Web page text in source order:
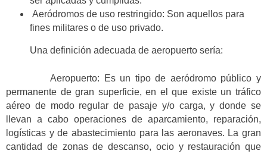
Aeródromos de uso restringido: Son aquellos para
fines militares o de uso privado.
Una definición adecuada de aeropuerto sería:
Aeropuerto: Es un tipo de aeródromo público y
permanente de gran superficie, en el que existe un tráfico
aéreo de modo regular de pasaje y/o carga, y donde se
llevan a cabo operaciones de aparcamiento, reparación,
logísticas y de abastecimiento para las aeronaves. La gran
cantidad de zonas de descanso, ocio y restauración que